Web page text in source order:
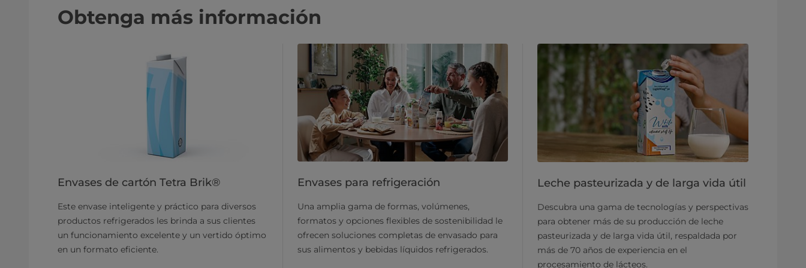
Obtenga más información
Envases de cartón Tetra Brik®
Este envase inteligente y práctico para diversos
productos refrigerados les brinda a sus clientes
un funcionamiento excelente y un vertido óptimo
en un formato eficiente.
Envases para refrigeración
Una amplia gama de formas, volúmenes,
formatos y opciones flexibles de sostenibilidad le
ofrecen soluciones completas de envasado para
sus alimentos y bebidas líquidos refrigerados.
Leche pasteurizada y de larga vida útil
Descubra una gama de tecnologías y perspectivas
para obtener más de su producción de leche
pasteurizada y de larga vida útil, respaldada por
más de 70 años de experiencia en el
procesamiento de lácteos.